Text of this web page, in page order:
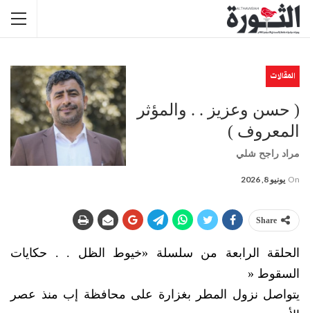
المقالات
( حسن وعزيز . . والمؤثر
المعروف )
مراد راجح شلي
On يونيو 8, 2026
Share
الحلقة الرابعة من سلسلة «خيوط الظل . . حكايات
السقوط «
يتواصل نزول المطر بغزارة على محافظة إب منذ عصر